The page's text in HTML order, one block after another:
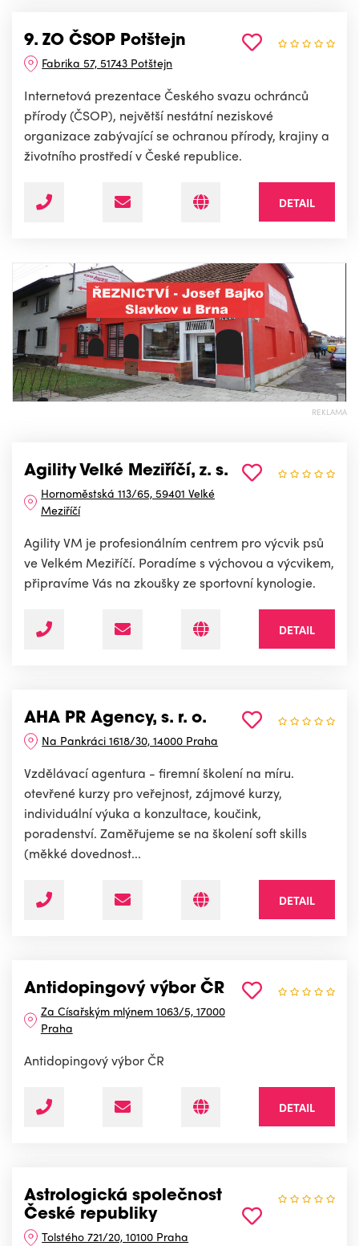
9. ZO ČSOP Potštejn
Fabrika 57, 51743 Potštejn
Internetová prezentace Českého svazu ochránců
přírody (ČSOP), největší nestátní neziskové
organizace zabývající se ochranou přírody, krajiny a
životního prostředí v České republice.
DETAIL
REKLAMA
Agility Velké Meziříčí, z. s.
Hornoměstská 113/65, 59401 Velké
Meziříčí
Agility VM je profesionálním centrem pro výcvik psů
ve Velkém Meziříčí. Poradíme s výchovou a výcvikem,
připravíme Vás na zkoušky ze sportovní kynologie.
DETAIL
AHA PR Agency, s. r. o.
Na Pankráci 1618/30, 14000 Praha
Vzdělávací agentura - firemní školení na míru.
otevřené kurzy pro veřejnost, zájmové kurzy,
individuální výuka a konzultace, koučink,
poradenství. Zaměřujeme se na školení soft skills
(měkké dovednost...
DETAIL
Antidopingový výbor ČR
Za Císařským mlýnem 1063/5, 17000
Praha
Antidopingový výbor ČR
DETAIL
Astrologická společnost
České republiky
Tolstého 721/20, 10100 Praha